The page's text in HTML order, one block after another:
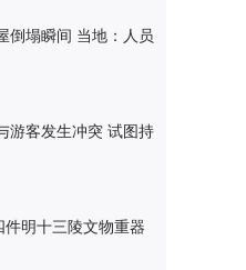
倒塌瞬间 当地：人员
游客发生冲突 试图持
件明十三陵文物重器